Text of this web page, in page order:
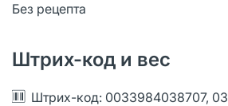
Без рецепта
Штрих-код и вес
Штрих-код: 0033984038707,